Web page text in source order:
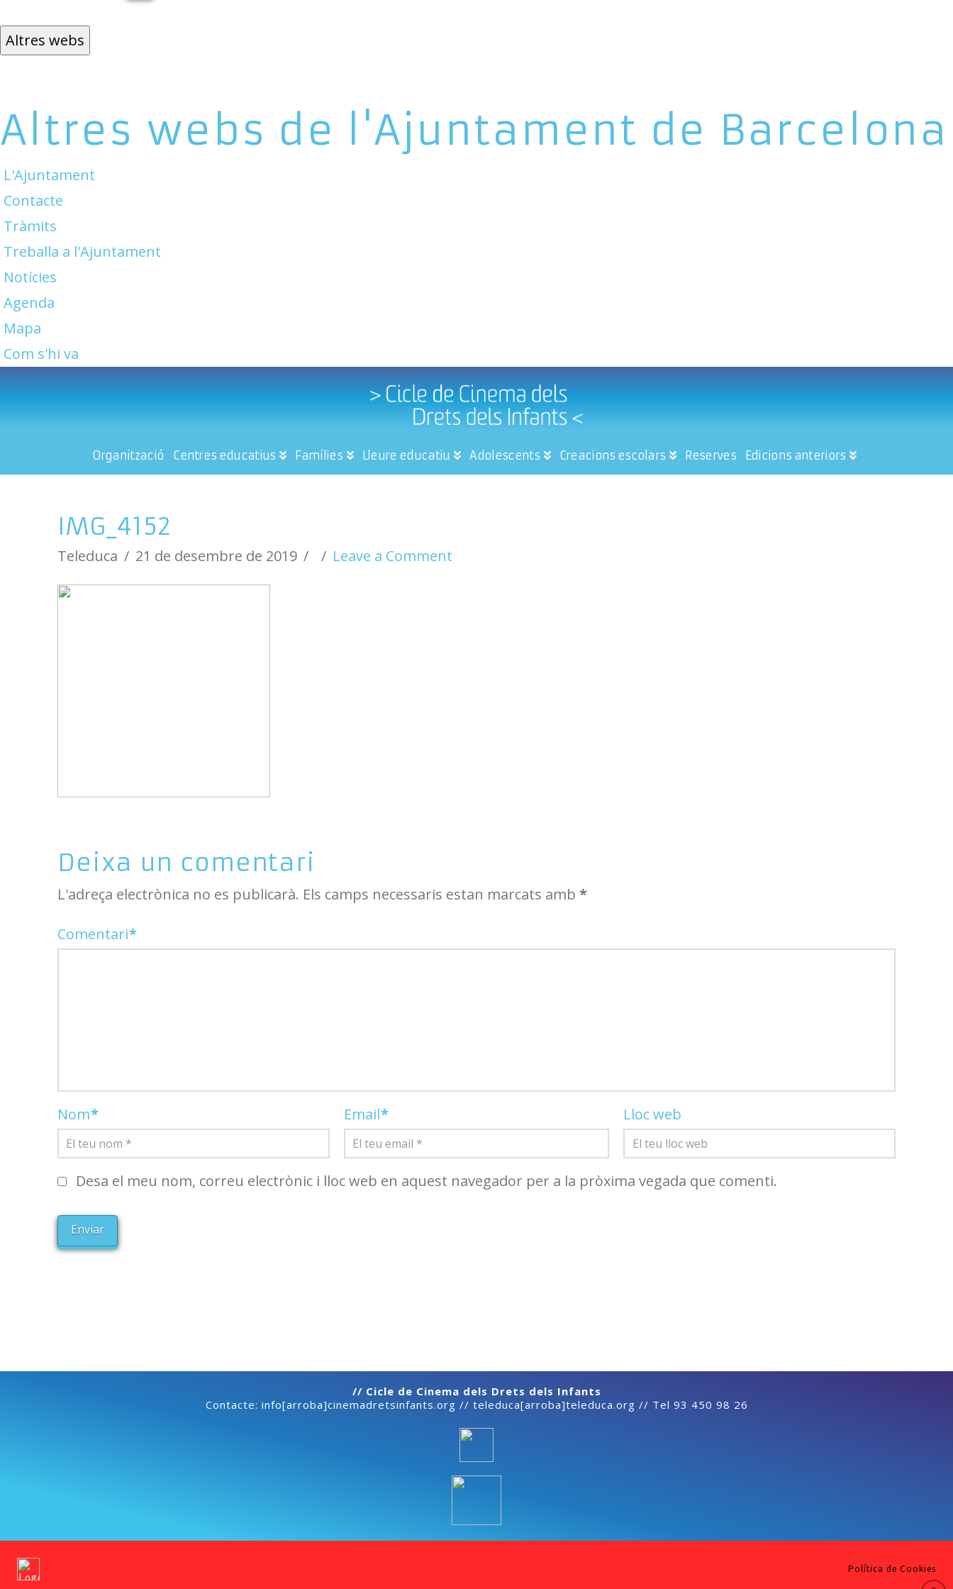
Altres webs
Altres webs de l'Ajuntament de Barcelona
L'Ajuntament
Contacte
Tràmits
Treballa a l'Ajuntament
Notícies
Agenda
Mapa
Com s'hi va
Organització Centres educatius Famílies Lleure educatiu Adolescents Creacions escolars Reserves Edicions anteriors
IMG_4152
Teleduca 21 de desembre de 2019 Leave a Comment
Deixa un comentari
L'adreça electrònica no es publicarà. Els camps necessaris estan marcats amb *
Comentari*
Nom* Email* Lloc web
Desa el meu nom, correu electrònic i lloc web en aquest navegador per a la pròxima vegada que comenti.
// Cicle de Cinema dels Drets dels Infants
Contacte: info[arroba]cinemadretsinfants.org // teleduca[arroba]teleduca.org // Tel 93 450 98 26
Política de Cookies